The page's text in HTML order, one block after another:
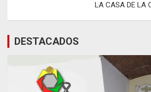
LA CASA DE LA
DESTACADOS